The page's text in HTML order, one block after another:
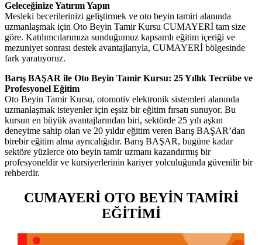
Geleceğinize Yatırım Yapın
Mesleki becerilerinizi geliştirmek ve oto beyin tamiri alanında
uzmanlaşmak için Oto Beyin Tamir Kursu CUMAYERİ tam size
göre. Katılımcılarımıza sunduğumuz kapsamlı eğitim içeriği ve
mezuniyet sonrası destek avantajlarıyla, CUMAYERİ bölgesinde
fark yaratıyoruz.
Barış BAŞAR ile Oto Beyin Tamir Kursu: 25 Yıllık Tecrübe ve
Profesyonel Eğitim
Oto Beyin Tamir Kursu, otomotiv elektronik sistemleri alanında
uzmanlaşmak isteyenler için eşsiz bir eğitim fırsatı sunuyor. Bu
kursun en büyük avantajlarından biri, sektörde 25 yılı aşkın
deneyime sahip olan ve 20 yıldır eğitim veren Barış BAŞAR’dan
birebir eğitim alma ayrıcalığıdır. Barış BAŞAR, bugüne kadar
sektöre yüzlerce oto beyin tamir uzmanı kazandırmış bir
profesyoneldir ve kursiyerlerinin kariyer yolculuğunda güvenilir bir
rehberdir.
CUMAYERİ OTO BEYİN TAMİRİ
EĞİTİMİ